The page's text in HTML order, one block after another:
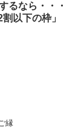
るなら・・・
以下の枠」
縁